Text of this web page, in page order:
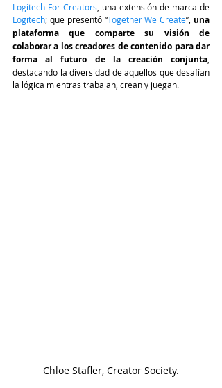
Logitech For Creators
Logitech; que presentó “Together We Create”, una
plataforma que comparte su visión de
colaborar a los creadores de contenido para dar
forma al futuro de la creación conjunta
destacando la diversidad de aquellos que desafían
la lógica mientras trabajan, crean y juegan.
Chloe Stafler, Creator Society.